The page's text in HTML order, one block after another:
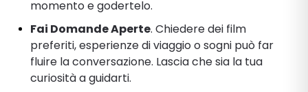
momento e godertelo.
Fai Domande Aperte. Chiedere dei film
preferiti, esperienze di viaggio o sogni può far
fluire la conversazione. Lascia che sia la tua
curiosità a guidarti.